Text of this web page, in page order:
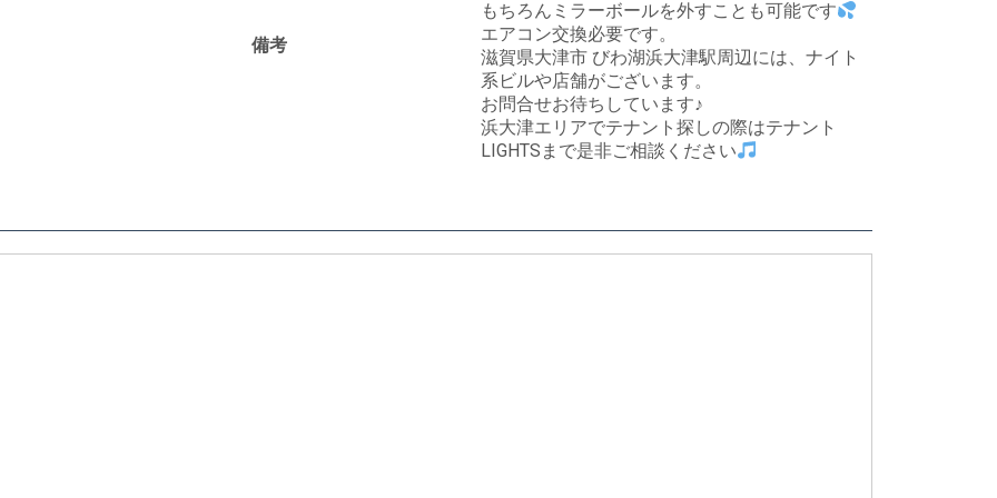
備考
もちろんミラーボールを外すことも可能です
エアコン交換必要です。
滋賀県大津市 びわ湖浜大津駅周辺には、ナイト
系ビルや店舗がございます。
お問合せお待ちしています♪
浜大津エリアでテナント探しの際はテナント
LIGHTSまで是非ご相談ください